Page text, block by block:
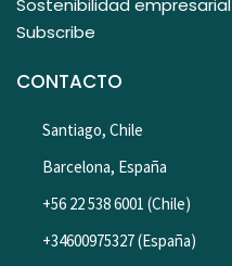
Sostenibilidad empresarial
Subscribe
CONTACTO
Santiago, Chile
Barcelona, España
+56 22 538 6001 (Chile)
+34600975327 (España)